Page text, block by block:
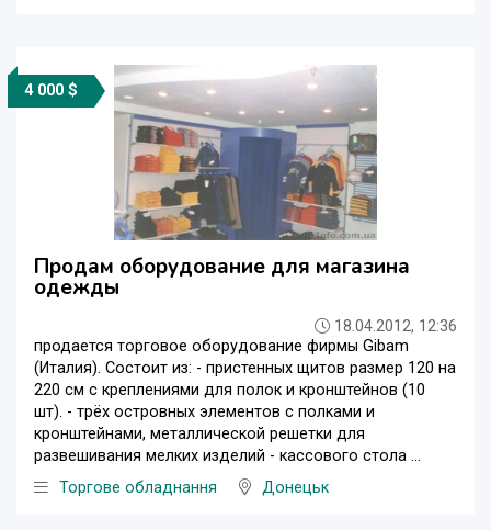
4 000 $
Продам оборудование для магазина
одежды
18.04.2012, 12:36
продается торговое оборудование фирмы Gibam
(Италия). Состоит из: - пристенных щитов размер 120 на
220 см с креплениями для полок и кронштейнов (10
шт). - трёх островных элементов с полками и
кронштейнами, металлической решетки для
развешивания мелких изделий - кассового стола ...
Торгове обладнання
Донецьк